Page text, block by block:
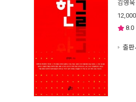
김영욱
12,000
8.0
출판